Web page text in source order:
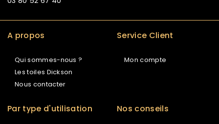
A propos
Qui sommes-nous ?
Les toiles Dickson
Nous contacter
Service Client
Mon compte
Par type d'utilisation Nos conseils